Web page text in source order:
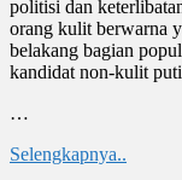
politisi dan
orang kulit berwarna
belakang bagian
kandidat non-kulit
…
Selengkapnya..